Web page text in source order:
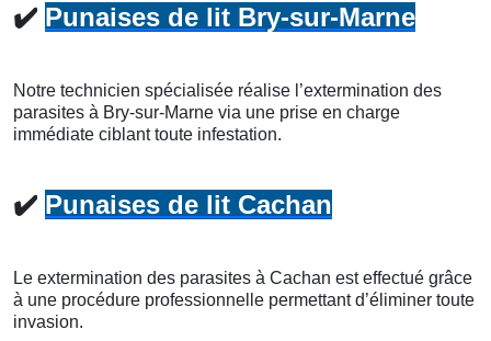
✔️ Punaises de lit Bry-sur-Marne
Notre technicien spécialisée réalise l’extermination des
parasites à Bry-sur-Marne via une prise en charge
immédiate ciblant toute infestation.
✔️ Punaises de lit Cachan
Le extermination des parasites à Cachan est effectué grâce
à une procédure professionnelle permettant d’éliminer toute
invasion.